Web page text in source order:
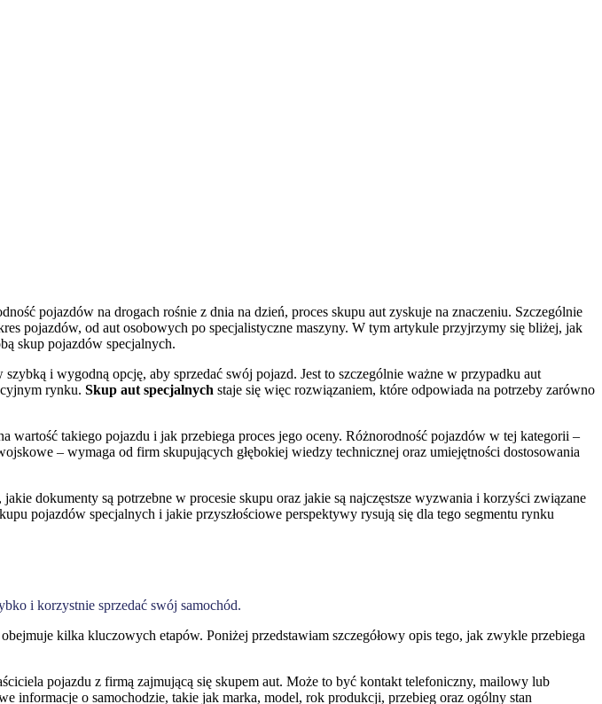
pojazdów na drogach rośnie z dnia na dzień, proces skupu aut zyskuje na znaczeniu. Szczególnie
pojazdów, od aut osobowych po specjalistyczne maszyny. W tym artykule przyjrzymy się bliżej, jak
skup pojazdów specjalnych.
i wygodną opcję, aby sprzedać swój pojazd. Jest to szczególnie ważne w przypadku aut
rynku. Skup aut specjalnych staje się więc rozwiązaniem, które odpowiada na potrzeby zarówno
wartość takiego pojazdu i jak przebiega proces jego oceny. Różnorodność pojazdów w tej kategorii –
– wymaga od firm skupujących głębokiej wiedzy technicznej oraz umiejętności dostosowania
dokumenty są potrzebne w procesie skupu oraz jakie są najczęstsze wyzwania i korzyści związane
pojazdów specjalnych i jakie przyszłościowe perspektywy rysują się dla tego segmentu rynku
i korzystnie sprzedać swój samochód.
kilka kluczowych etapów. Poniżej przedstawiam szczegółowy opis tego, jak zwykle przebiega
pojazdu z firmą zajmującą się skupem aut. Może to być kontakt telefoniczny, mailowy lub
informacje o samochodzie, takie jak marka, model, rok produkcji, przebieg oraz ogólny stan